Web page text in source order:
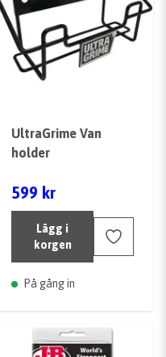
UltraGrime Van
holder
599 kr
Lägg i
korgen
På gång in